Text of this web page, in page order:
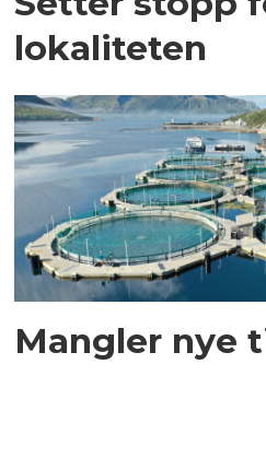
lokaliteten
Mangler nye